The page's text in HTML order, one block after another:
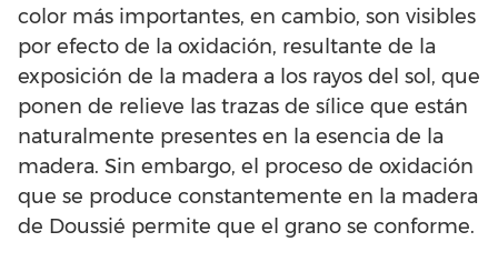
color más importantes, en cambio, son visibles
por efecto de la oxidación, resultante de la
exposición de la madera a los rayos del sol, que
ponen de relieve las trazas de sílice que están
naturalmente presentes en la esencia de la
madera. Sin embargo, el proceso de oxidación
que se produce constantemente en la madera
de Doussié permite que el grano se conforme.